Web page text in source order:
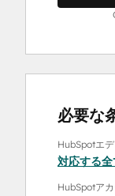
必要な
HubSpotエ
対応する
HubSpotア